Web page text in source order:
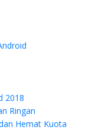
2018
Ringan
Hemat Kuota